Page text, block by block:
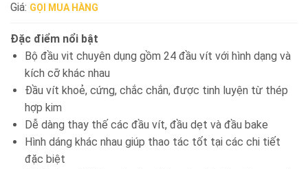
Giá: GỌI MUA HÀNG
Đặc điểm nổi bật
Bộ đầu vit chuyên dụng gồm 24 đầu vít với hình dạng và
kích cỡ khác nhau
Đầu vít khoẻ, cứng, chắc chắn, được tinh luyện từ thép
hợp kim
Dễ dàng thay thế các đầu vít, đầu dẹt và đầu bake
Hình dáng khác nhau giúp thao tác tốt tại các chi tiết
đặc biệt